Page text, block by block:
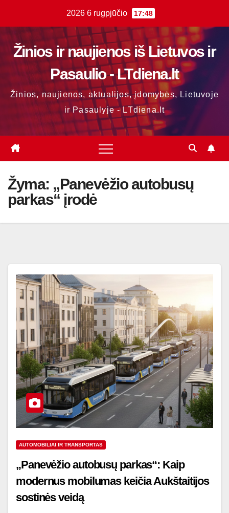
content
2026 6 rugpjūčio 17:48
Žinios ir naujienos iš Lietuvos ir
Pasaulio - LTdiena.lt
Žinios, naujienos, aktualijos, įdomybės, Lietuvoje
ir Pasaulyje - LTdiena.lt
Žyma: „Panevėžio autobusų
parkas“ įrodė
AUTOMOBILIAI IR TRANSPORTAS
„Panevėžio autobusų parkas“: Kaip
modernus mobilumas keičia Aukštaitijos
sostinės veidą